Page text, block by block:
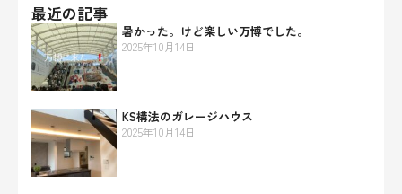
最近の記事
暑かった。けど楽しい万博でした。
2025年10月14日
KS構法のガレージハウス
2025年10月14日